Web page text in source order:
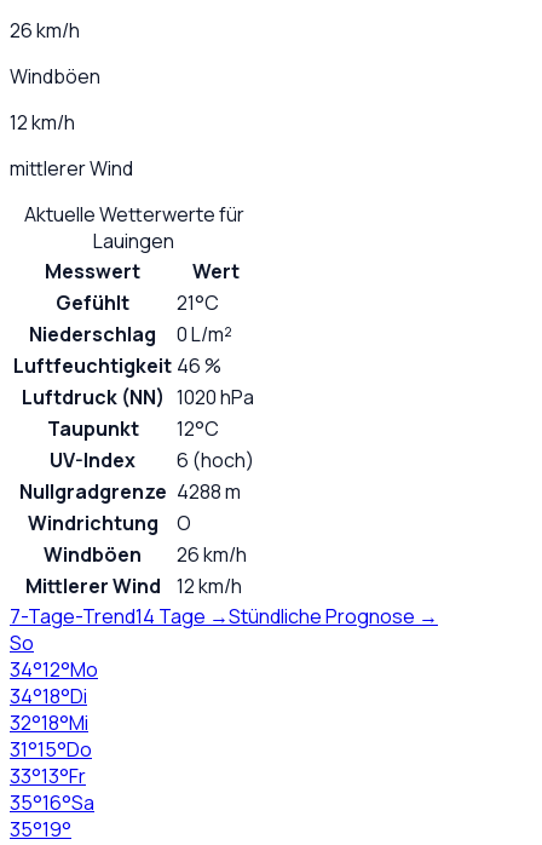
26 km/h
Windböen
12 km/h
mittlerer Wind
Aktuelle Wetterwerte für
Lauingen
Messwert
Wert
Gefühlt
21°C
Niederschlag
0 L/m²
Luftfeuchtigkeit 46 %
Luftdruck (NN) 1020 hPa
Taupunkt
12°C
UV-Index
6 (hoch)
Nullgradgrenze 4288 m
Windrichtung
O
Windböen
26 km/h
Mittlerer Wind
12 km/h
7-Tage-Trend14 Tage →Stündliche Prognose →
So
34°12°Mo
34°18°Di
32°18°Mi
31°15°Do
33°13°Fr
35°16°Sa
35°19°